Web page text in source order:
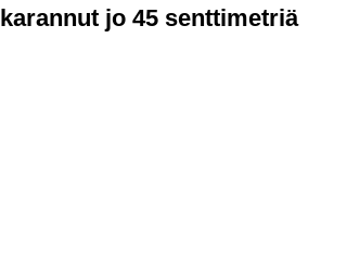
karannut jo 45 senttimetriä